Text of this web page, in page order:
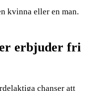
kvinna eller en man.
erbjuder fri
chanser att